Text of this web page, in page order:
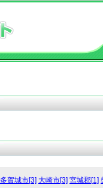
多賀城市[3] 大崎市[3] 宮城郡[1]